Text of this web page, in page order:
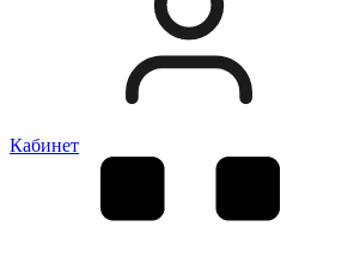
Кабинет